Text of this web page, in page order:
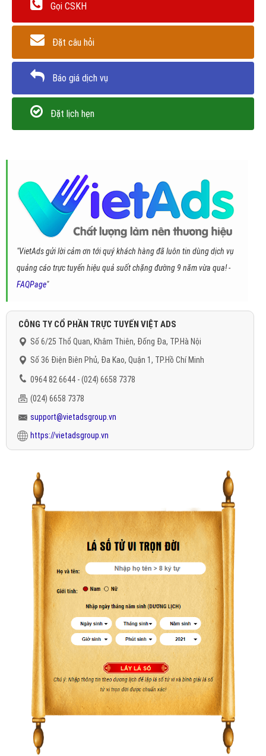
Gọi CSKH
Đặt câu hỏi
Báo giá dịch vụ
Đặt lịch hẹn
"VietAds gửi lời cảm ơn tới quý khách hàng đã luôn tin dùng dịch vụ
quảng cáo trực tuyến hiệu quả suốt chặng đường 9 năm vừa qua! -
FAQPage"
CÔNG TY CỔ PHẦN TRỰC TUYẾN VIỆT ADS
Số 6/25 Thổ Quan, Khâm Thiên, Đống Đa, TP.Hà Nội
Số 36 Điện Biên Phủ, Đa Kao, Quận 1, TP.Hồ Chí Minh
0964 82 6644 - (024) 6658 7378
(024) 6658 7378
support@vietadsgroup.vn
https://vietadsgroup.vn